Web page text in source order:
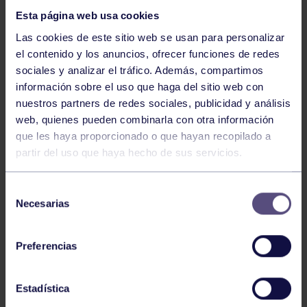
Esta página web usa cookies
Las cookies de este sitio web se usan para personalizar
el contenido y los anuncios, ofrecer funciones de redes
sociales y analizar el tráfico. Además, compartimos
información sobre el uso que haga del sitio web con
nuestros partners de redes sociales, publicidad y análisis
web, quienes pueden combinarla con otra información
que les haya proporcionado o que hayan recopilado a
partir del uso que haya hecho de sus servicios.
Necesarias
Preferencias
Estadística
Natación 27 Jul 2026
CAMPEONATO DE ESPAÑA DE
NATACIÓN ADAPTADA
Natación